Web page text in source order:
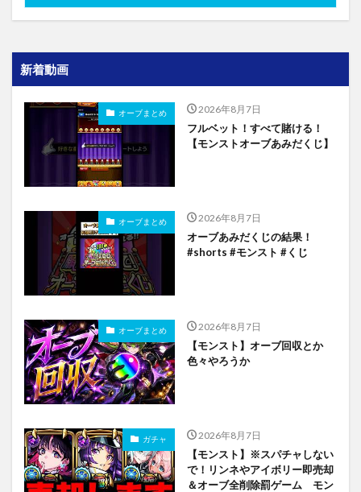
新着動画
オーブまとめ 2026年8月7日
フルベット！すべて賭ける！
【モンストオーブあみだくじ】
オーブまとめ 2026年8月7日
オーブあみだくじの結果！
#shorts #モンスト #くじ
オーブまとめ 2026年8月7日
【モンスト】オーブ回収とか
色々やろうか
ガチャ 2026年8月7日
【モンスト】※スパチャしない
で！リンネやアイボリー即売却
＆オーブ全削除罰ゲーム モン